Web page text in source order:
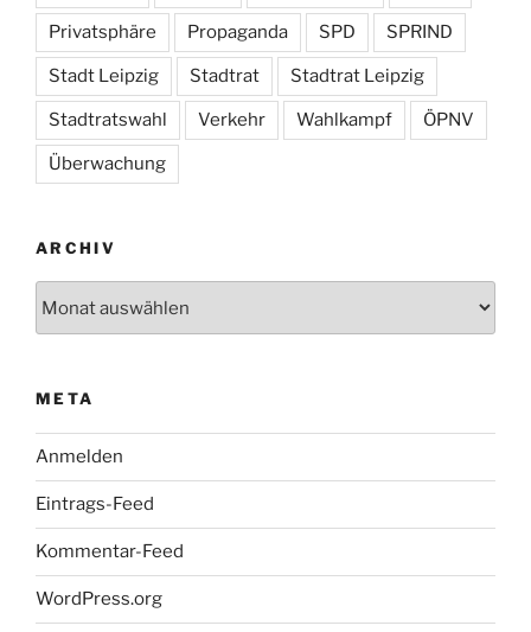
Privatsphäre Propaganda SPD SPRIND
Stadt Leipzig Stadtrat Stadtrat Leipzig
Stadtratswahl Verkehr Wahlkampf ÖPNV
Überwachung
ARCHIV
META
Anmelden
Eintrags-Feed
Kommentar-Feed
WordPress.org